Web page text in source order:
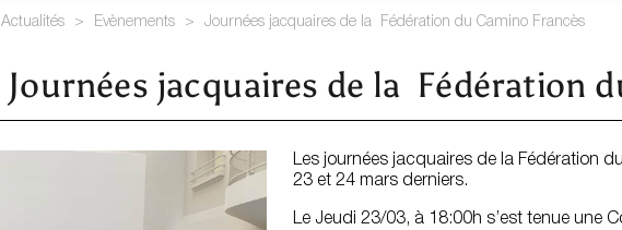
Actualités > Evènements > Journées jacquaires de la Fédération du Camino Francès
Journées jacquaires de la Fédération
Les journées jacquaires de la Fédération
23 et 24 mars derniers.
Le Jeudi 23/03, à 18:00h s’est tenue une